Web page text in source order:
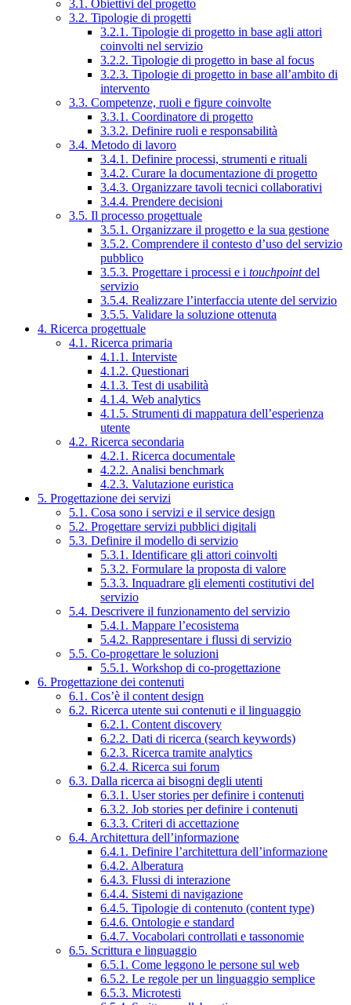
3.1. Obiettivi del progetto
3.2. Tipologie di progetti
3.2.1. Tipologie di progetto in base agli attori
coinvolti nel servizio
3.2.2. Tipologie di progetto in base al focus
3.2.3. Tipologie di progetto in base all’ambito di
intervento
3.3. Competenze, ruoli e figure coinvolte
3.3.1. Coordinatore di progetto
3.3.2. Definire ruoli e responsabilità
3.4. Metodo di lavoro
3.4.1. Definire processi, strumenti e rituali
3.4.2. Curare la documentazione di progetto
3.4.3. Organizzare tavoli tecnici collaborativi
3.4.4. Prendere decisioni
3.5. Il processo progettuale
3.5.1. Organizzare il progetto e la sua gestione
3.5.2. Comprendere il contesto d’uso del servizio
pubblico
3.5.3. Progettare i processi e i touchpointdel
servizio
3.5.4. Realizzare l’interfaccia utente del servizio
3.5.5. Validare la soluzione ottenuta
4. Ricerca progettuale
4.1. Ricerca primaria
4.1.1. Interviste
4.1.2. Questionari
4.1.3. Test di usabilità
4.1.4. Web analytics
4.1.5. Strumenti di mappatura dell’esperienza
utente
4.2. Ricerca secondaria
4.2.1. Ricerca documentale
4.2.2. Analisi benchmark
4.2.3. Valutazione euristica
5. Progettazione dei servizi
5.1. Cosa sono i servizi e il service design
5.2. Progettare servizi pubblici digitali
5.3. Definire il modello di servizio
5.3.1. Identificare gli attori coinvolti
5.3.2. Formulare la proposta di valore
5.3.3. Inquadrare gli elementi costitutivi del
servizio
5.4. Descrivere il funzionamento del servizio
5.4.1. Mappare l’ecosistema
5.4.2. Rappresentare i flussi di servizio
5.5. Co-progettare le soluzioni
5.5.1. Workshop di co-progettazione
6. Progettazione dei contenuti
6.1. Cos’è il content design
6.2. Ricerca utente sui contenuti e il linguaggio
6.2.1. Content discovery
6.2.2. Dati di ricerca (search keywords)
6.2.3. Ricerca tramite analytics
6.2.4. Ricerca sui forum
6.3. Dalla ricerca ai bisogni degli utenti
6.3.1. User stories per definire i contenuti
6.3.2. Job stories per definire i contenuti
6.3.3. Criteri di accettazione
6.4. Architettura dell’informazione
6.4.1. Definire l’architettura dell’informazione
6.4.2. Alberatura
6.4.3. Flussi di interazione
6.4.4. Sistemi di navigazione
6.4.5. Tipologie di contenuto (content type)
6.4.6. Ontologie e standard
6.4.7. Vocabolari controllati e tassonomie
6.5. Scrittura e linguaggio
6.5.1. Come leggono le persone sul web
6.5.2. Le regole per un linguaggio semplice
6.5.3. Microtesti